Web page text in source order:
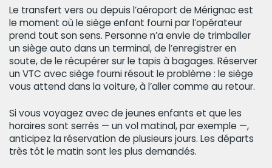
Le transfert vers ou depuis l’aéroport de Mérignac est
le moment où le siège enfant fourni par l’opérateur
prend tout son sens. Personne n’a envie de trimballer
un siège auto dans un terminal, de l’enregistrer en
soute, de le récupérer sur le tapis à bagages. Réserver
un VTC avec siège fourni résout le problème : le siège
vous attend dans la voiture, à l’aller comme au retour.
Si vous voyagez avec de jeunes enfants et que les
horaires sont serrés — un vol matinal, par exemple —,
anticipez la réservation de plusieurs jours. Les départs
très tôt le matin sont les plus demandés.